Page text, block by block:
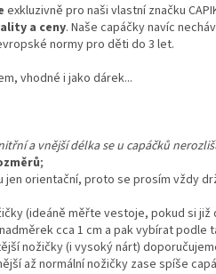
exkluzivně pro naši vlastní značku
a ceny. Naše capáčky navíc
normy pro děti do 3 let.
vhodné i jako dárek...
a vnější délka se u capáčků
;
jen orientační, proto se prosím vždy
(ideáně měřte vestoje, pokud si již
cca 1 cm a pak vybírat podle
nožičky (i vysoký nárt)
až normální nožičky zase spíše